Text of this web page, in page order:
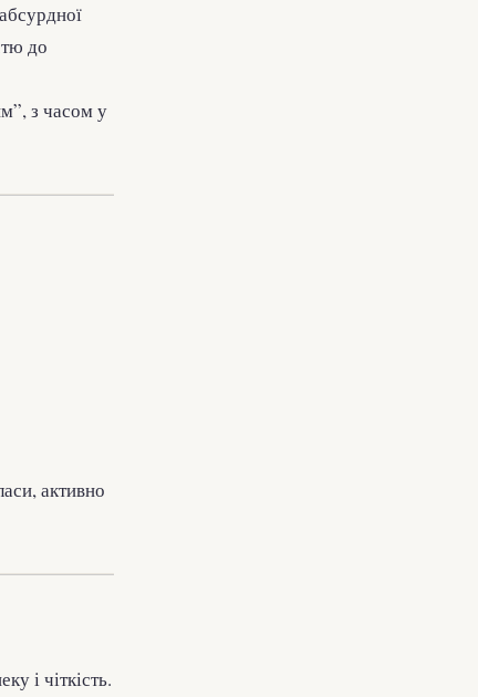
до
з часом у
активно
і чіткість.